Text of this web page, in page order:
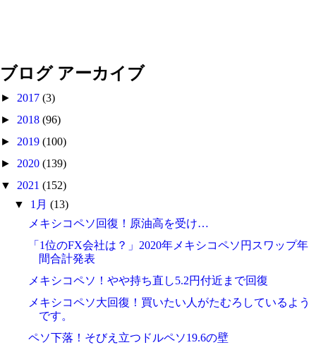
ブログ アーカイブ
► 2017 (3)
► 2018 (96)
► 2019 (100)
► 2020 (139)
▼ 2021 (152)
▼ 1月(13)
メキシコペソ回復！原油高を受け…
「1位のFX会社は？」2020年メキシコペソ円スワップ年
間合計発表
メキシコペソ！やや持ち直し5.2円付近まで回復
メキシコペソ大回復！買いたい人がたむろしているよう
です。
ペソ下落！そびえ立つドルペソ19.6の壁